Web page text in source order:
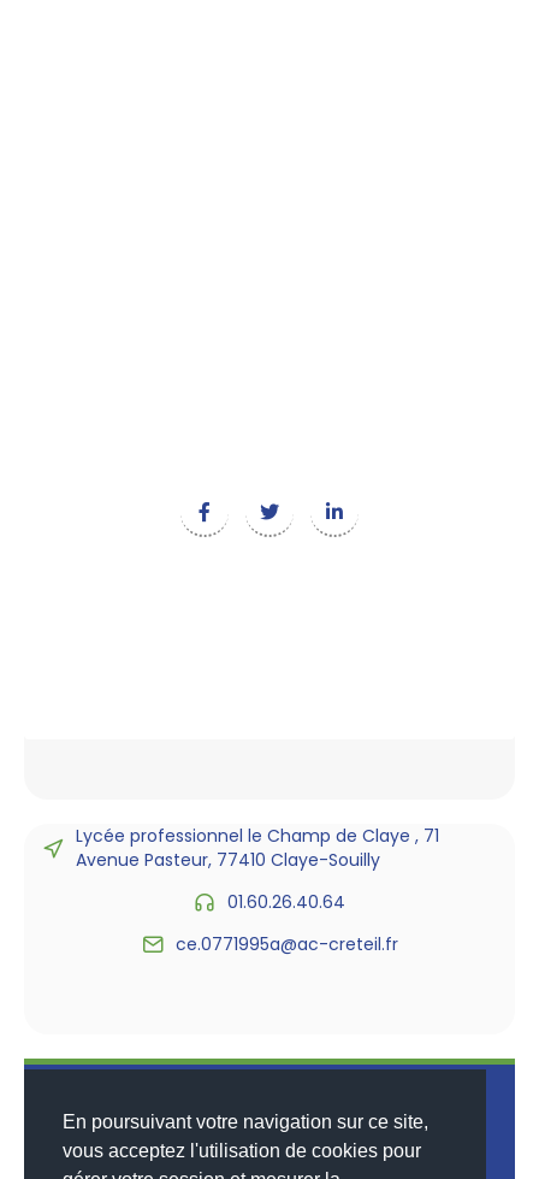
En poursuivant votre navigation sur ce site,
vous acceptez l'utilisation de cookies pour
Lycée professionnel le Champ de Claye , 71
Avenue Pasteur, 77410 Claye-Souilly
01.60.26.40.64
ce.0771995a@ac-creteil.fr